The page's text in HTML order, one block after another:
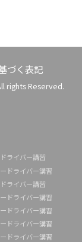
づく表記
rights Reserved.
ライバー講習
ドライバー講習
ライバー講習
ドライバー講習
ドライバー講習
ドライバー講習
ドライバー講習